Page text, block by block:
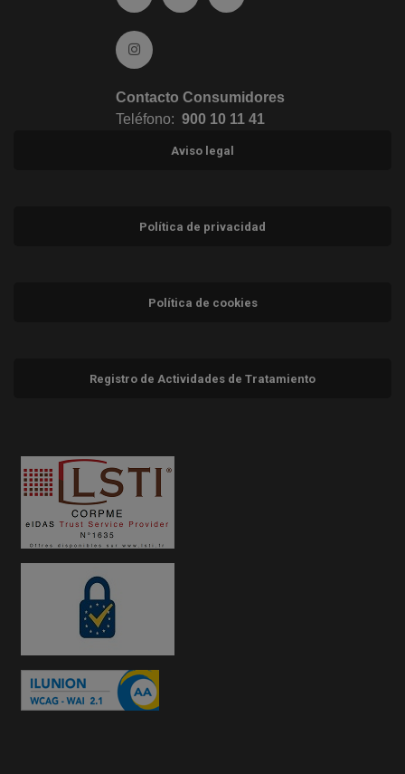
Ir a Instagram (abre en ventana nueva)
Contacto Consumidores
Teléfono: 900 10 11 41
Aviso legal
Política de privacidad
Política de cookies
Registro de Actividades de Tratamiento